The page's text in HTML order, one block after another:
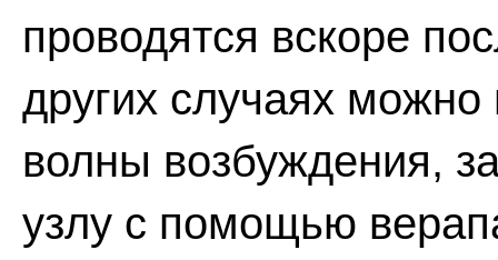
проводятся вскоре
других случаях можно
волны возбуждения,
узлу с помощью